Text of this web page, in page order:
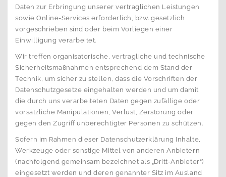
Daten zur Erbringung unserer vertraglichen Leistungen
sowie Online-Services erforderlich, bzw. gesetzlich
vorgeschrieben sind oder beim Vorliegen einer
Einwilligung verarbeitet.
Wir treffen organisatorische, vertragliche und technische
Sicherheitsmaßnahmen entsprechend dem Stand der
Technik, um sicher zu stellen, dass die Vorschriften der
Datenschutzgesetze eingehalten werden und um damit
die durch uns verarbeiteten Daten gegen zufällige oder
vorsätzliche Manipulationen, Verlust, Zerstörung oder
gegen den Zugriff unberechtigter Personen zu schützen.
Sofern im Rahmen dieser Datenschutzerklärung Inhalte,
Werkzeuge oder sonstige Mittel von anderen Anbietern
(nachfolgend gemeinsam bezeichnet als „Dritt-Anbieter“)
eingesetzt werden und deren genannter Sitz im Ausland